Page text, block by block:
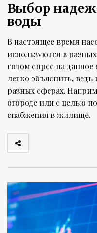
Выбор
воды
В настоящее время
используются в
годом спрос на данное
легко объяснить,
разных сферах.
огороде или с целью
снабжения в жилище.